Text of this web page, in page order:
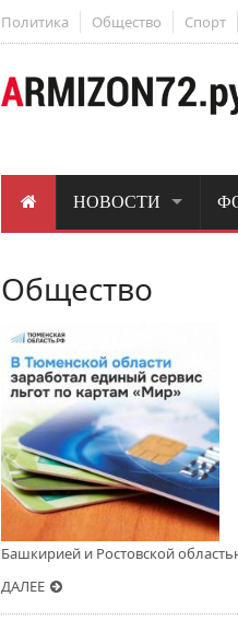
Политика Общество Спорт
НОВОСТИ
Общество
Башкирией и Ростовской
ДАЛЕЕ